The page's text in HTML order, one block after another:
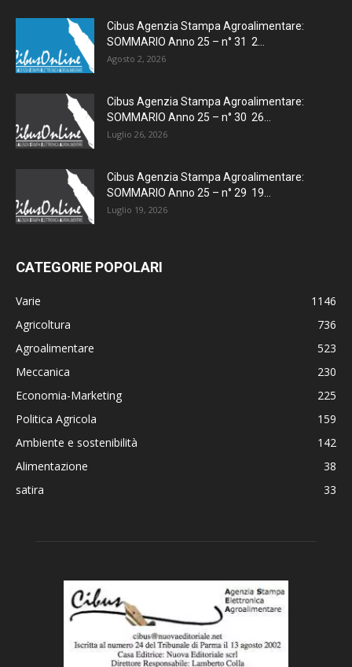
Cibus Agenzia Stampa Agroalimentare:
SOMMARIO Anno 25 – n° 31 2...
Agosto 2, 2026
Cibus Agenzia Stampa Agroalimentare:
SOMMARIO Anno 25 – n° 30 26...
Luglio 26, 2026
Cibus Agenzia Stampa Agroalimentare:
SOMMARIO Anno 25 – n° 29 19...
Luglio 19, 2026
CATEGORIE POPOLARI
Varie
1146
Agricoltura
736
Agroalimentare
523
Meccanica
230
Economia-Marketing
225
Politica Agricola
159
Ambiente e sostenibilità
142
Alimentazione
38
satira
33